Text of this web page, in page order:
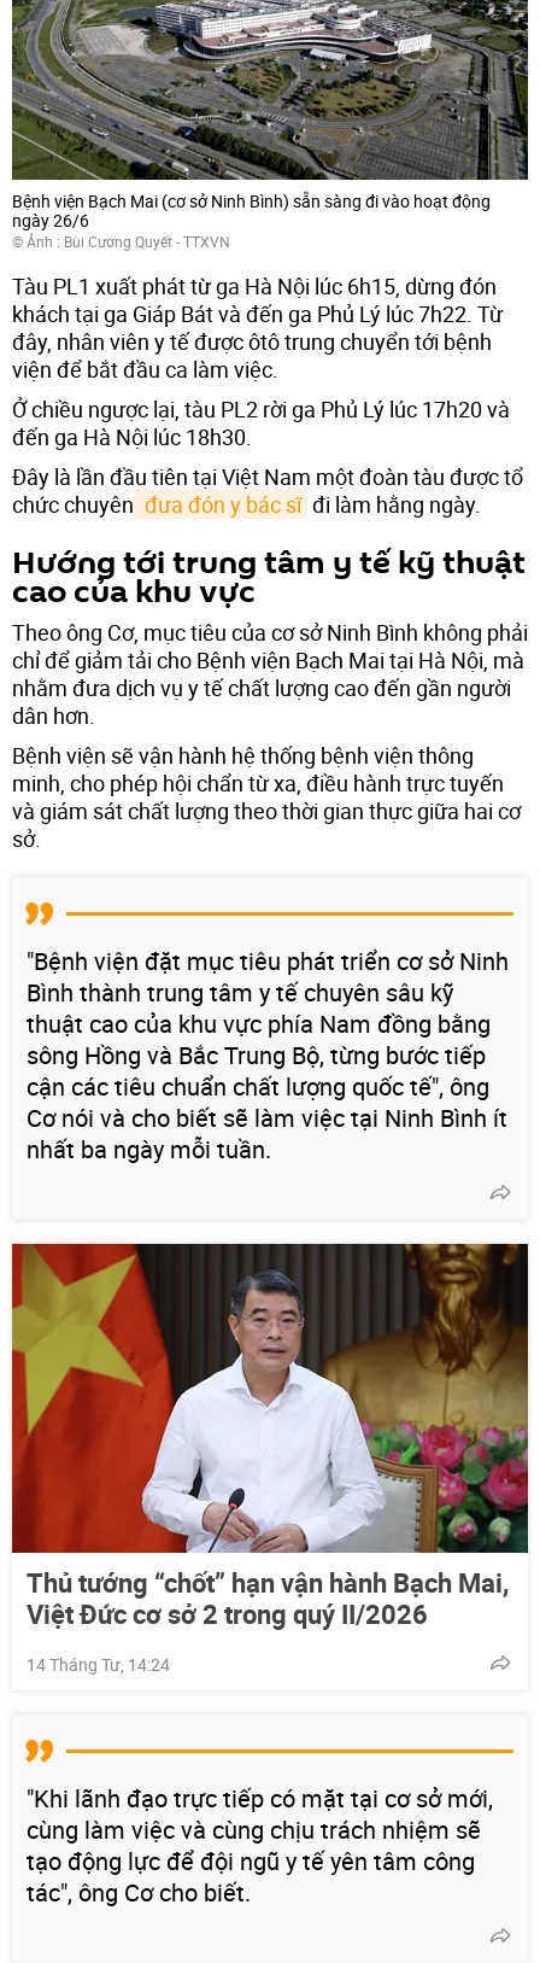
Bệnh viện Bạch Mai (cơ sở Ninh Bình) sẵn sàng đi vào hoạt động
ngày 26/6
© Ảnh : Bùi Cương Quyết - TTXVN
Tàu PL1 xuất phát từ ga Hà Nội lúc 6h15, dừng đón
khách tại ga Giáp Bát và đến ga Phủ Lý lúc 7h22. Từ
đây, nhân viên y tế được ôtô trung chuyển tới bệnh
viện để bắt đầu ca làm việc.
Ở chiều ngược lại, tàu PL2 rời ga Phủ Lý lúc 17h20 và
đến ga Hà Nội lúc 18h30.
Đây là lần đầu tiên tại Việt Nam một đoàn tàu được tổ
chức chuyên đưa đón y bác sĩ đi làm hằng ngày.
Hướng tới trung tâm y tế kỹ thuật
cao của khu vực
Theo ông Cơ, mục tiêu của cơ sở Ninh Bình không phải
chỉ để giảm tải cho Bệnh viện Bạch Mai tại Hà Nội, mà
nhằm đưa dịch vụ y tế chất lượng cao đến gần người
dân hơn.
Bệnh viện sẽ vận hành hệ thống bệnh viện thông
minh, cho phép hội chẩn từ xa, điều hành trực tuyến
và giám sát chất lượng theo thời gian thực giữa hai cơ
sở.
"Bệnh viện đặt mục tiêu phát triển cơ sở Ninh
Bình thành trung tâm y tế chuyên sâu kỹ
thuật cao của khu vực phía Nam đồng bằng
sông Hồng và Bắc Trung Bộ, từng bước tiếp
cận các tiêu chuẩn chất lượng quốc tế", ông
Cơ nói và cho biết sẽ làm việc tại Ninh Bình ít
nhất ba ngày mỗi tuần.
Thủ tướng “chốt” hạn vận hành Bạch Mai,
Việt Đức cơ sở 2 trong quý II/2026
14 Tháng Tư, 14:24
"Khi lãnh đạo trực tiếp có mặt tại cơ sở mới,
cùng làm việc và cùng chịu trách nhiệm sẽ
tạo động lực để đội ngũ y tế yên tâm công
tác", ông Cơ cho biết.